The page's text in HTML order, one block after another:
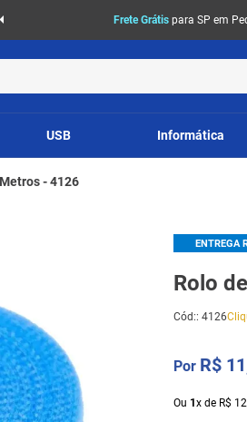
Frete Grátis para SP em
USB Informática
- 4126
ENTREGA
Rolo
Cód::4126
R$ 11
Ou 1x de R$ 12